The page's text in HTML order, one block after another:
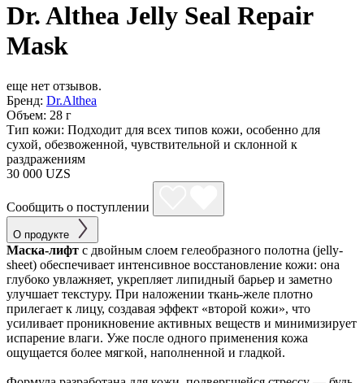
Dr. Althea Jelly Seal Repair
Mask
еще нет отзывов.
Бренд: Dr.Althea
Объем: 28 г
Тип кожи: Подходит для всех типов кожи, особенно для
сухой, обезвоженной, чувствительной и склонной к
раздражениям
30 000 UZS
Сообщить о поступлении
О продукте
Маска-лифт с двойным слоем гелеобразного полотна (jelly-
sheet) обеспечивает интенсивное восстановление кожи: она
глубоко увлажняет, укрепляет липидный барьер и заметно
улучшает текстуру. При наложении ткань-желе плотно
прилегает к лицу, создавая эффект «второй кожи», что
усиливает проникновение активных веществ и минимизирует
испарение влаги. Уже после одного применения кожа
ощущается более мягкой, наполненной и гладкой.